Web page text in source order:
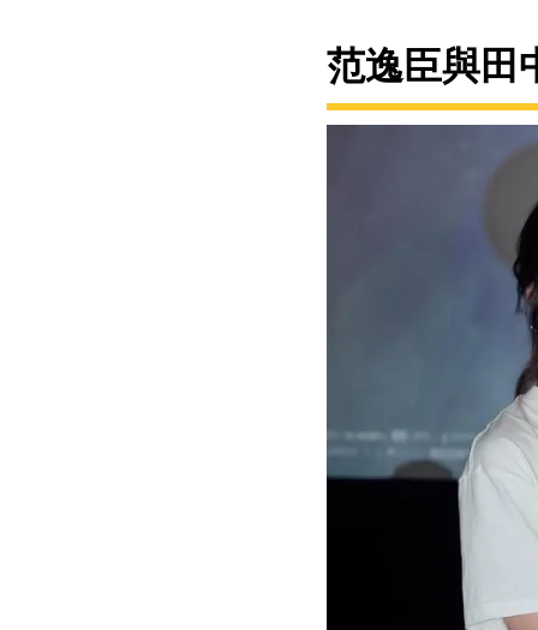
范逸臣與田